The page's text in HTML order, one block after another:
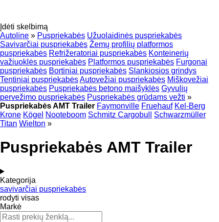
Įdėti skelbimą
Autoline » Puspriekabės Užuolaidinės puspriekabės
Savivarčiai puspriekabės Žemų profilių platformos
puspriekabės Refrižeratoriai puspriekabės Konteinerių
važiuoklės puspriekabės Platformos puspriekabės Furgonai
puspriekabės Bortiniai puspriekabės Slankiosios grindys
Tentiniai puspriekabėsAutovežiai puspriekabės Miškovežiai
puspriekabės Puspriekabės betono maišyklės Gyvulių
pervežimo puspriekabės Puspriekabės grūdams vežti »
Puspriekabės AMT Trailer Faymonville Fruehauf Kel-Berg
Krone Kögel Nooteboom Schmitz Cargobull
Schwarzmüller
Titan Wielton »
Puspriekabės AMT Trailer
Kategorija
savivarčiai puspriekabės
rodyti visas
Markė